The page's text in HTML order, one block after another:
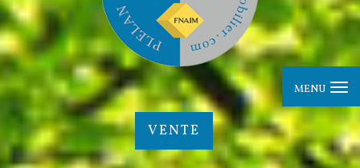
MENU
VENTE